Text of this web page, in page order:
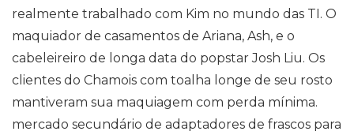
realmente trabalhado com Kim no mundo das TI. O
maquiador de casamentos de Ariana, Ash, e o
cabeleireiro de longa data do popstar Josh Liu. Os
clientes do Chamois com toalha longe de seu rosto
mantiveram sua maquiagem com perda mínima.
mercado secundário de adaptadores de frascos para